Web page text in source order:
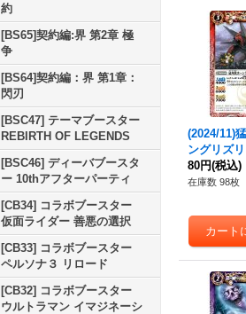
約
[BS65]契約編:界 第2章 極
争
[BS64]契約編：界 第1章：
閃刃
[BSC47] テーマブースター
REBIRTH OF LEGENDS
[BSC46] ディーバブースタ
ー 10thアフターパーティ
[CB34] コラボブースター
仮面ライダー 善悪の選択
[CB33] コラボブースター
ペルソナ３ リロード
[CB32] コラボブースター
ウルトラマン イマジネーシ
(2024/11)
ングリズ
{BSC45-
80円(税込)
在庫数 98枚